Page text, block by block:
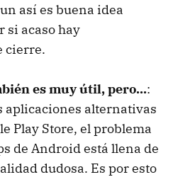
así es buena idea
si acaso hay
cierre.
es muy útil, pero...:
aplicaciones alternativas
Play Store, el problema
de Android está llena de
dudosa. Es por esto